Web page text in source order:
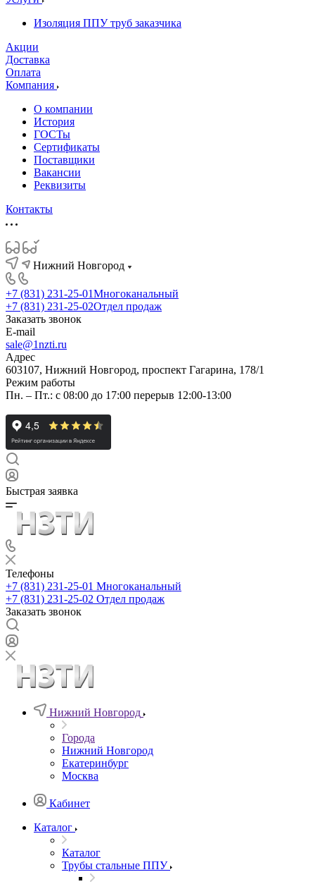
Изоляция ППУ труб заказчика
Акции
Доставка
Оплата
Компания
О компании
История
ГОСТы
Сертификаты
Поставщики
Вакансии
Реквизиты
Контакты
Нижний Новгород
+7 (831) 231-25-01Многоканальный
+7 (831) 231-25-02Отдел продаж
Заказать звонок
E-mail
sale@1nzti.ru
Адрес
603107, Нижний Новгород, проспект Гагарина, 178/1
Режим работы
Пн. – Пт.: с 08:00 до 17:00 перерыв 12:00-13:00
Быстрая заявка
Телефоны
+7 (831) 231-25-01 Многоканальный
+7 (831) 231-25-02 Отдел продаж
Заказать звонок
Нижний Новгород
Города
Нижний Новгород
Екатеринбург
Москва
Кабинет
Каталог
Каталог
Трубы стальные ППУ